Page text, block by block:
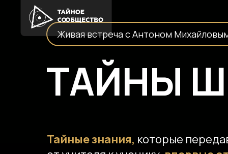
ТАЙНЫ
Живая встреча с Антоном
Живая встреча с Антоном
Тайные знания, которые